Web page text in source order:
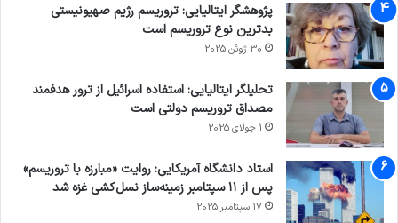
پژوهشگر ایتالیایی: تروریسم رژیم صهیونیستی
بدترین نوع تروریسم است
30 ژوئن 2025
تحلیلگر ایتالیایی: استفاده اسرائیل از ترور هدفمند
مصداق تروریسم دولتی است
1 جولای 2025
استاد دانشگاه آمریکایی: روایت «مبارزه با تروریسم»
پس از ۱۱ سپتامبر زمینه‌ساز نسل‌کشی غزه شد
17 سپتامبر 2025